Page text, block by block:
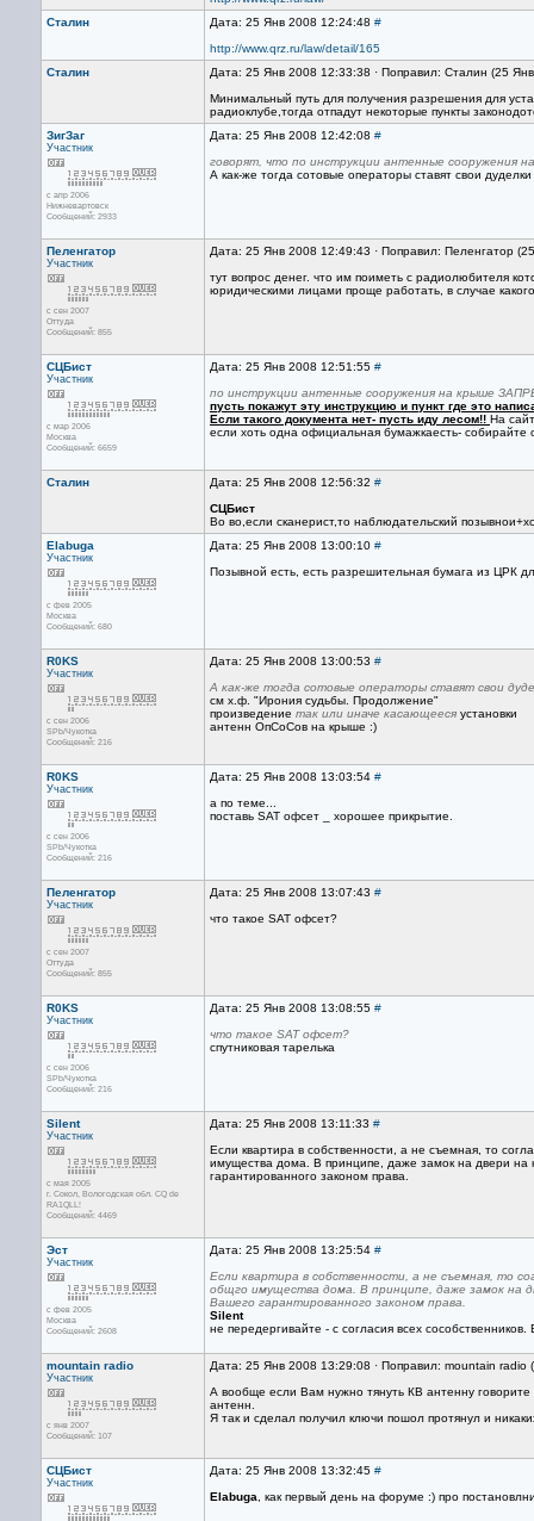
Сталин
Дата: 25 Янв 2008 12:24:48 #
http://www.qrz.ru/law/detail/165
Сталин
Дата: 25 Янв 2008 12:33:38 · Поправил: Сталин (25
Минимальный путь для получения разрешения для
радиоклубе,тогда отпадут некоторые пункты
ЗигЗаг
Участник
с апр 2006
Нижневартовск
Сообщений: 2933
Дата: 25 Янв 2008 12:42:08 #
говорят, что по инструкции антенные сооружения
А как-же тогда сотовые операторы ставят свои
Пеленгатор
Участник
с сен 2007
Оттуда
Сообщений: 855
Дата: 25 Янв 2008 12:49:43 · Поправил: Пеленгатор
тут вопрос денег. что им поиметь с радиолюбителя
юридическими лицами проще работать, в случае
СЦБист
Участник
с мар 2006
Москва
Сообщений: 6659
Дата: 25 Янв 2008 12:51:55 #
по инструкции антенные сооружения на крыше
пусть покажут эту инструкцию и пункт где это
Если такого документа нет- пусть иду лесом!! На
если хоть одна официальная бумажкаесть- собирайте
Сталин Дата: 25 Янв 2008 12:56:32 #
СЦБист
Во во,если сканерист,то наблюдательский
Elabuga
Участник
с фев 2005
Москва
Сообщений: 680
Дата: 25 Янв 2008 13:00:10 #
Позывной есть, есть разрешительная бумага из ЦРК
R0KS
Участник
с сен 2006
SPb/Чукотка
Сообщений: 216
Дата: 25 Янв 2008 13:00:53 #
А как-же тогда сотовые операторы ставят свои
см х.ф. "Ирония судьбы. Продолжение"
произведение так или иначе касающееся установки
антенн ОпСоСов на крыше :)
R0KS
Участник
с сен 2006
SPb/Чукотка
Сообщений: 216
Дата: 25 Янв 2008 13:03:54 #
а по теме...
поставь SAT офсет _ хорошее прикрытие.
Пеленгатор
Участник
с сен 2007
Оттуда
Сообщений: 855
Дата: 25 Янв 2008 13:07:43 #
что такое SAT офсет?
R0KS
Участник
с сен 2006
SPb/Чукотка
Сообщений: 216
Дата: 25 Янв 2008 13:08:55 #
что такое SAT офсет?
спутниковая тарелька
Silent
Участник
с мая 2005
г. Сокол, Вологодская обл. CQ de
RA1QLL!
Сообщений: 4469
Дата: 25 Янв 2008 13:11:33 #
Если квартира в собственности, а не съемная, то
имущества дома. В принципе, даже замок на двери на
гарантированного законом права.
Эст
Участник
с фев 2005
Москва
Сообщений: 2608
Дата: 25 Янв 2008 13:25:54 #
Если квартира в собственности, а не съемная, то
общго имущества дома. В принципе, даже замок на
Вашего гарантированного законом права.
Silent
не передергивайте - с согласия всех
mountain radio
Участник
с янв 2007
Сообщений: 107
Дата: 25 Янв 2008 13:29:08 · Поправил: mountain
А вообще если Вам нужно тянуть КВ антенну
антенн.
Я так и сделал получил ключи пошол протянул и
СЦБист
Участник
Дата: 25 Янв 2008 13:32:45 #
Elabuga , как первый день на форуме :) про